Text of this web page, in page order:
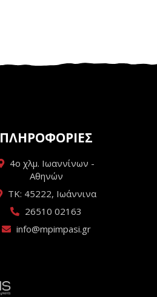
ΠΛΗΡΟΦΟΡΙΕΣ
4ο χλμ. Ιωαννίνων -
Αθηνών
ΤΚ: 45222, Ιωάννινα
26510 02163
info@mpimpasi.gr